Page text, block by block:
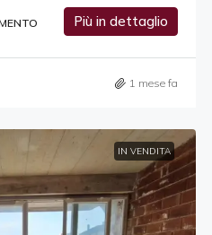
Più in dettaglio
1 mese fa
IN VENDITA